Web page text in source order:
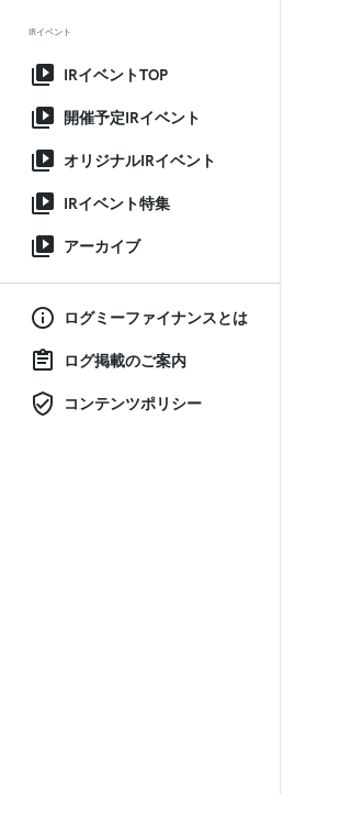
IRイベント
IRイベントTOP
開催予定IRイベント
オリジナルIRイベント
IRイベント特集
アーカイブ
ログミーファイナンスとは
ログ掲載のご案内
コンテンツポリシー